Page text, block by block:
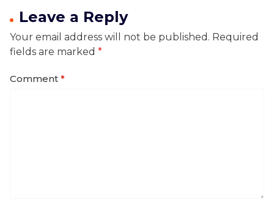
Leave a Reply
Your email address will not be published. Required
fields are marked *
Comment *